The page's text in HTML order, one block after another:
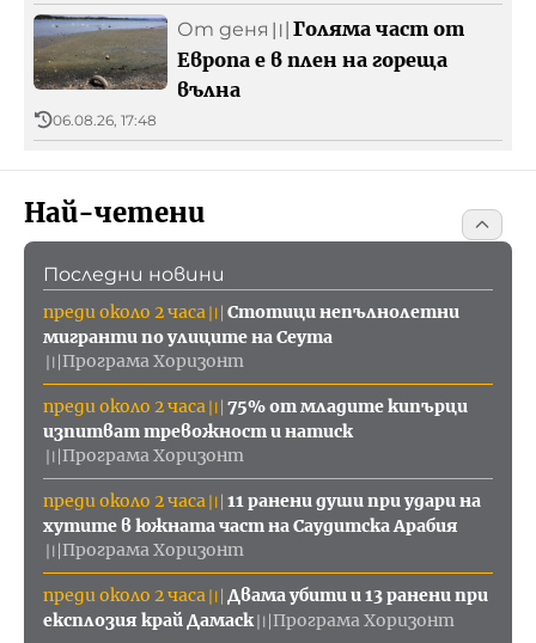
От деня 〣 Голяма част от
Европа е в плен на гореща
вълна
06.08.26, 17:48
Най-четени
Последни новини
преди около 2 часа 〣 Стотици непълнолетни
мигранти по улиците на Сеута
〣Програма Хоризонт
преди около 2 часа〣 75% от младите кипърци
изпитват тревожност и натиск
〣Програма Хоризонт
преди около 2 часа〣 11 ранени души при удари на
хутите в южната част на Саудитска Арабия
〣Програма Хоризонт
преди около 2 часа〣 Двама убити и 13 ранени при
експлозия край Дамаск 〣 Програма Хоризонт